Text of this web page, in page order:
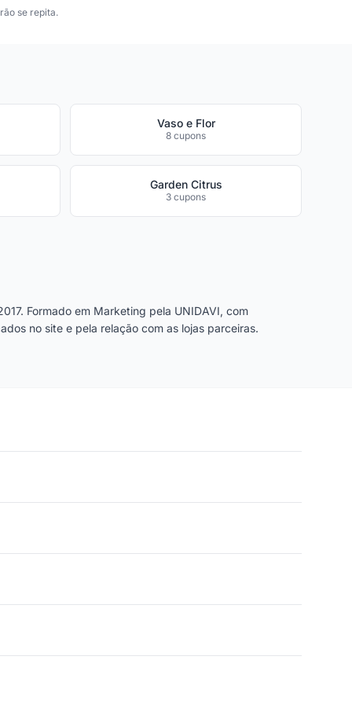
se repita.
Vaso e Flor
8 cupons
Garden Citrus
3 cupons
Formado em Marketing pela UNIDAVI, com
no site e pela relação com as lojas parceiras.